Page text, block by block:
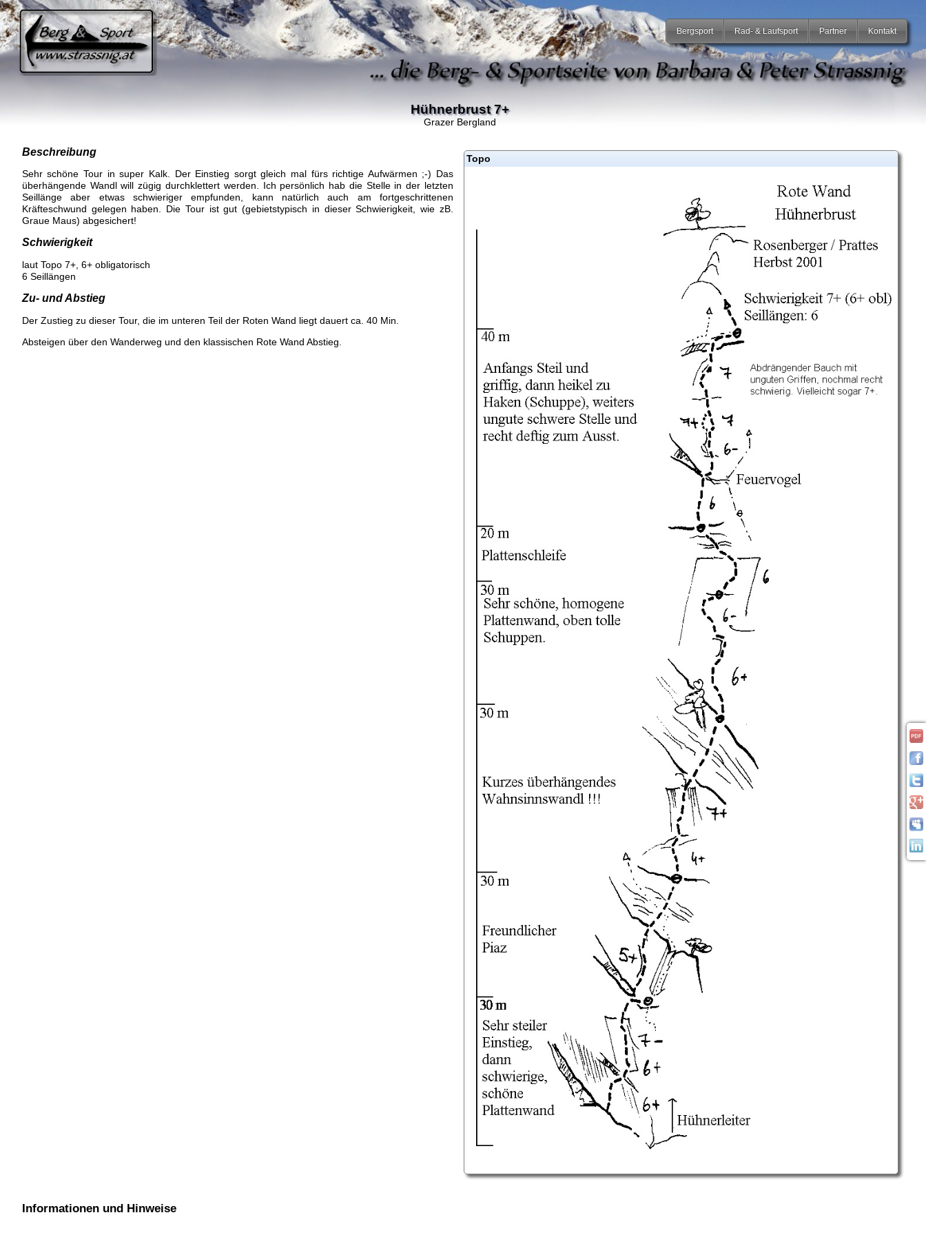
Bergsport Rad- & Laufsport Partner Kontakt
Hühnerbrust 7+
Grazer Bergland
Topo
Beschreibung
Sehr schöne Tour in super Kalk. Der Einstieg sorgt gleich mal fürs richtige Aufwärmen ;-) Das
überhängende Wandl will zügig durchklettert werden. Ich persönlich hab die Stelle in der letzten
Seillänge aber etwas schwieriger empfunden, kann natürlich auch am fortgeschrittenen
Kräfteschwund gelegen haben. Die Tour ist gut (gebietstypisch in dieser Schwierigkeit, wie zB.
Graue Maus) abgesichert!
Schwierigkeit
laut Topo 7+, 6+ obligatorisch
6 Seillängen
Zu- und Abstieg
Der Zustieg zu dieser Tour, die im unteren Teil der Roten Wand liegt dauert ca. 40 Min.
Absteigen über den Wanderweg und den klassischen Rote Wand Abstieg.
Informationen und Hinweise